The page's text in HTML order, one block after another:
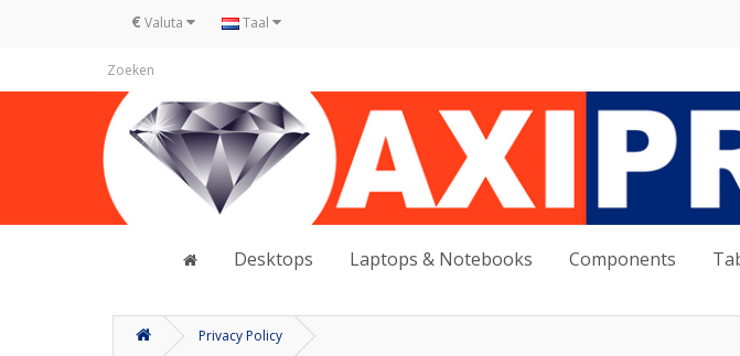
€ Valuta Taal
Desktops Laptops & Notebooks Components
Privacy Policy